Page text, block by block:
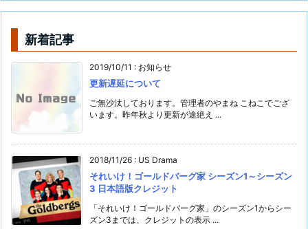
新着記事
2019/10/11 : お知らせ
更新遅延について
ご無沙汰しております。管理者のやまね こねこでござ
います。昨年秋より更新が途絶え ...
2018/11/26 : US Drama
それいけ！ゴールドバーグ家 シーズン1～シーズン
3 日本語版クレジット
「それいけ！ゴールドバーグ家」のシーズン1からシー
ズン3までは、クレジットの表示 ...